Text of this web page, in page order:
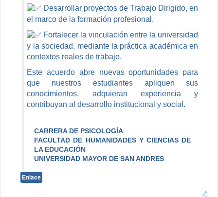
Desarrollar proyectos de Trabajo Dirigido, en
el marco de la formación profesional.
Fortalecer la vinculación entre la universidad
y la sociedad, mediante la práctica académica en
contextos reales de trabajo.
Este acuerdo abre nuevas oportunidades para
que nuestros estudiantes apliquen sus
conocimientos, adquieran experiencia y
contribuyan al desarrollo institucional y social.
CARRERA DE PSICOLOGÍA
FACULTAD DE HUMANIDADES Y CIENCIAS DE
LA EDUCACIÓN
UNIVERSIDAD MAYOR DE SAN ANDRES
Enlace